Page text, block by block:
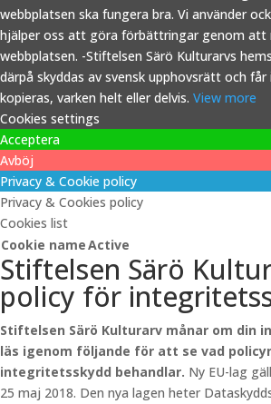
webbplatsen ska fungera bra. Vi använder
hjälper oss att göra förbättringar genom att
webbplatsen. -Stiftelsen Särö Kulturarvs
därpå skyddas av svensk upphovsrätt och
kopieras, varken helt eller delvis. View more
Cookies settings
Acceptera
Avböj
Privacy & Cookie policy
Privacy & Cookies policy
Cookies list
Cookie nameActive
Stiftelsen Särö
policy för
Stiftelsen Särö Kulturarv månar om din
läs igenom följande för att se vad
integritetsskydd behandlar. Ny EU-lag
25 maj 2018. Den nya lagen heter